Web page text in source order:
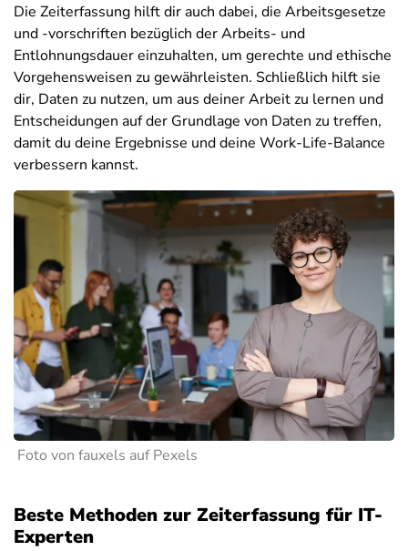
Die Zeiterfassung hilft dir auch dabei, die Arbeitsgesetze
und -vorschriften bezüglich der Arbeits- und
Entlohnungsdauer einzuhalten, um gerechte und ethische
Vorgehensweisen zu gewährleisten. Schließlich hilft sie
dir, Daten zu nutzen, um aus deiner Arbeit zu lernen und
Entscheidungen auf der Grundlage von Daten zu treffen,
damit du deine Ergebnisse und deine Work-Life-Balance
verbessern kannst.
Foto von fauxels auf Pexels
Beste Methoden zur Zeiterfassung für IT-
Experten